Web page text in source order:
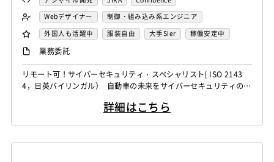
Webデザイナー
制御・組み込み系エンジニア
サイバーセキュリティエンジニア
セキュリティエンジニア
外国人も活躍中 服装自由 大手SIer
稼働安定中
シニア・定年層歓迎
業務委託
リモート可！サイバーセキュリティ・スペシャリスト( ISO 2143
4，日英バイリンガル） 自動車の未来をサイバーセキュリティの視
車載サイバーセキュリティ体制（CSMS）の構築・導入支援を行う
の...
詳細はこちら